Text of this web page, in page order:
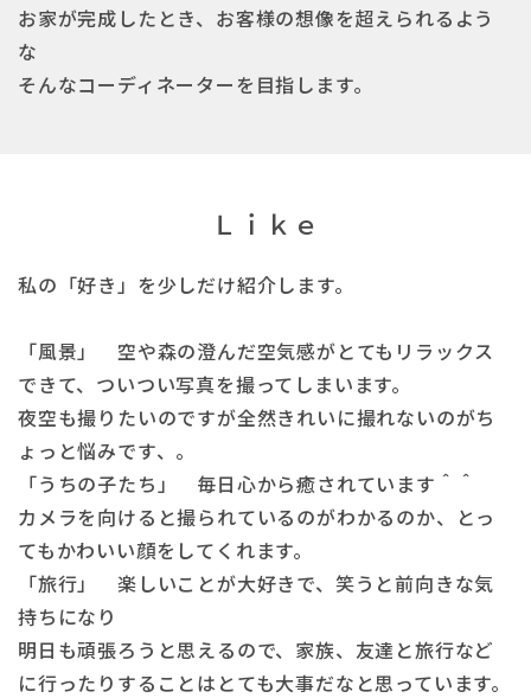
お家が完成したとき、お客様の想像を超えられるよう
な
そんなコーディネーターを目指します。
Ｌｉｋｅ
私の「好き」を少しだけ紹介します。
「風景」 空や森の澄んだ空気感がとてもリラックス
できて、ついつい写真を撮ってしまいます。
夜空も撮りたいのですが全然きれいに撮れないのがち
ょっと悩みです、。
「うちの子たち」 毎日心から癒されています＾＾
カメラを向けると撮られているのがわかるのか、とっ
てもかわいい顔をしてくれます。
「旅行」 楽しいことが大好きで、笑うと前向きな気
持ちになり
明日も頑張ろうと思えるので、家族、友達と旅行など
に行ったりすることはとても大事だなと思っています。